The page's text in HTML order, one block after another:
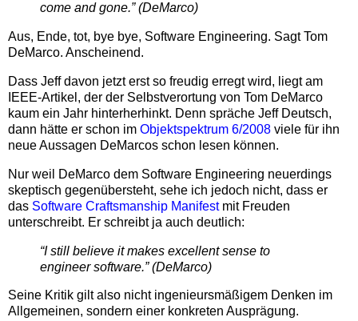
come and gone.” (DeMarco)
Aus, Ende, tot, bye bye, Software Engineering. Sagt Tom
DeMarco. Anscheinend.
Dass Jeff davon jetzt erst so freudig erregt wird, liegt am
IEEE-Artikel, der der Selbstverortung von Tom DeMarco
kaum ein Jahr hinterherhinkt. Denn spräche Jeff Deutsch,
dann hätte er schon im Objektspektrum 6/2008 viele für ihn
neue Aussagen DeMarcos schon lesen können.
Nur weil DeMarco dem Software Engineering neuerdings
skeptisch gegenübersteht, sehe ich jedoch nicht, dass er
das Software Craftsmanship Manifestmit Freuden
unterschreibt. Er schreibt ja auch deutlich:
“I still believe it makes excellent sense to
engineer software.” (DeMarco)
Seine Kritik gilt also nicht ingenieursmäßigem Denken im
Allgemeinen, sondern einer konkreten Ausprägung.